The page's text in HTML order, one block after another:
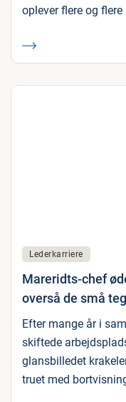
oplever flere og
Lederkarriere
Mareridts-chef
overså de små
Efter mange år i
skiftede
glansbilledet
truet med